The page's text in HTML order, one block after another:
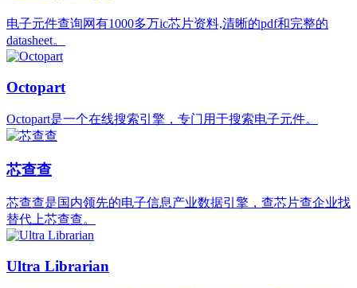
电子元件查询网有1000多万ic芯片资料,清晰的pdf和完整的
datasheet。
Octopart
‌Octopart‌是一个在线搜索引擎，专门用于搜索电子元件。
芯查查
芯查查是国内领先的电子信息产业数据引擎，查芯片查企业找
替代上芯查查。
Ultra Librarian